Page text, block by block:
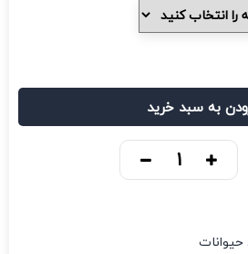
به سبد خرید
حیوانات